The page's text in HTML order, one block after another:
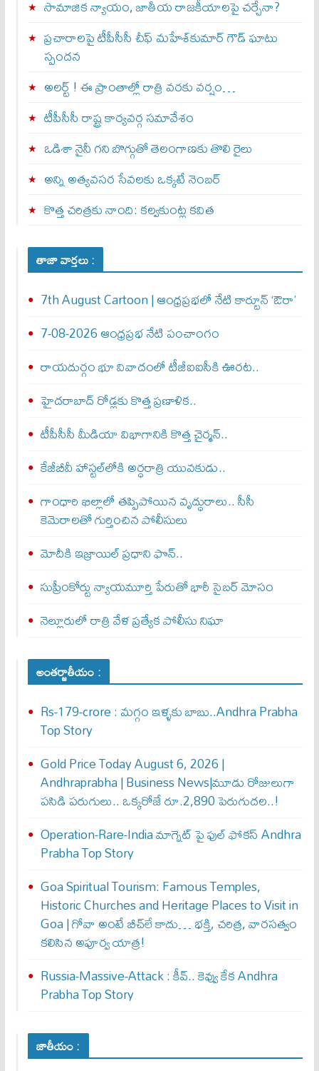
సామాజిక న్యాయం, జాతీయ రాజకీయాలపై చర్చేనా?
ప్రచారాలపై టీపీసీసీ చీఫ్ మహేశ్‌కుమార్ గౌడ్ ఘాటు
స్పందన
అల‌ర్ట్ ! ఈ ప్రాంతాల్లో రాత్రి వరకు వర్షం…
టీపీసీసీ రాష్ట్ర కార్యవర్గ సమావేశం
ఒడిశా నైనీ గని బొగ్గుతో తెలంగాణకు తొలి రైలు
అన్ని అత్యవసర సేవలకు ఒక్క‌టే నెంబ‌ర్‌
కొత్త చరిత్రకు నాంది: క‌ల్వ‌కుంట్ల కవిత
తాజా వార్తలు :
7th August Cartoon | ఆంధ్రప్రభలో నేటి కార్టూన్ ‘ఔరా’
7-08-2026 ఆంధ్రప్రభ నేటి పంచాంగం
రాయదుర్గం భూ వివాదంలో టీజీఐఐసీకి ఊరట..
హైదరాబాద్ రోడ్లకు కొత్త ప్రణాళిక..
టీపీసీసీ మీడియా విభాగానికి కొత్త చైర్మన్..
కేజీబీవీ హాస్టల్‌లోకి అర్ధరాత్రి యువకుడు..
గాంధారి ఖిల్లాలో తప్పిపోయిన వృద్ధురాలు.. సీసీ
కెమెరాలతో గుర్తించిన పోలీసులు
మోదీకి ఇజ్రాయిల్ ప్ర‌ధాని ఫొన్..
సుప్రీంకోర్టు న్యాయమూర్తి పేరుతో భారీ సైబర్ మోసం
నెల్లూరులో రాత్రి వేళ ప్రత్యేక పోలీసు నిఘా
అంతర్జాతీయం :
Rs-179-crore : మ‌గ్గం ఇళ్ళ‌కు బాబు..Andhra Prabha
Top Story
Gold Price Today August 6, 2026 |
Andhraprabha | Business News|మూడు రోజులుగా
పసిడి పరుగులు.. ఒక్కరోజే రూ.2,890 పెరుగుద‌ల‌..!
Operation-Rare-India మాగ్నెట్ పై ఫుల్ ఫోక‌స్ Andhra
Prabha Top Story
Goa Spiritual Tourism: Famous Temples,
Historic Churches and Heritage Places to Visit in
Goa | గోవా అంటే బీచ్‌లే కాదు… భక్తి, చరిత్ర, వారసత్వం
కలిసిన అపూర్వ యాత్ర!
Russia-Massive-Attack : కీవ్‌.. కెవ్వు కేక‌ Andhra
Prabha Top Story
జాతీయం :